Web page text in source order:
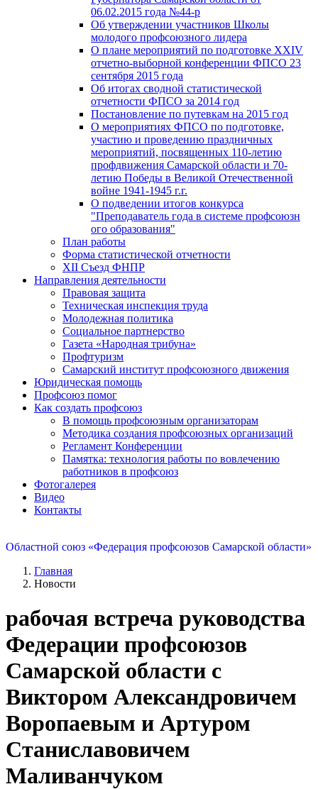
06.02.2015 года №44-р
Об утверждении участников Школы
молодого профсоюзного лидера
О плане мероприятий по подготовке XXIV
отчетно-выборной конференции ФПСО 23
сентября 2015 года
Об итогах сводной статистической
отчетности ФПСО за 2014 год
Постановление по путевкам на 2015 год
О мероприятиях ФПСО по подготовке,
участию и проведению праздничных
мероприятий, посвященных 110-летию
профдвижения Самарской области и 70-
летию Победы в Великой Отечественной
войне 1941-1945 г.г.
О подведении итогов конкурса
"Преподаватель года в системе профсоюзн
ого образования"
План работы
Форма статистической отчетности
XII Съезд ФНПР
Направления деятельности
Правовая защита
Техническая инспекция труда
Молодежная политика
Социальное партнерство
Газета «Народная трибуна»
Профтуризм
Самарский институт профсоюзного движения
Юридическая помощь
Профсоюз помог
Как создать профсоюз
В помощь профсоюзным организаторам
Методика создания профсоюзных организаций
Регламент Конференции
Памятка: технология работы по вовлечению
работников в профсоюз
Фотогалерея
Видео
Контакты
Областной союз «Федерация профсоюзов Самарской области»
Главная
Новости
рабочая встреча руководства
Федерации профсоюзов
Самарской области с
Виктором Александровичем
Воропаевым и Артуром
Станиславовичем
Маливанчуком